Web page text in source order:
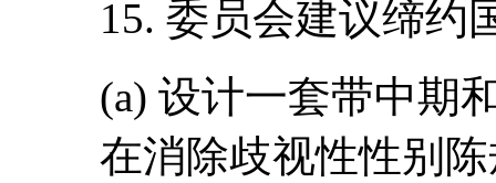
15. 委员会建议缔约
(a) 设计一套带中期
在消除歧视性性别